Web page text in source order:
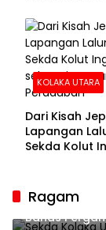
KOLAKA UTARA
Dari Kisah
Lapangan
Sekda Kolut
Ragam
Sekda Kolaka
Bahas